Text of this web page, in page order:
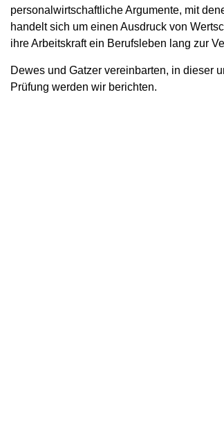
personalwirtschaftliche Argumente, mit
handelt sich um einen Ausdruck von
ihre Arbeitskraft ein Berufsleben lang zur
Dewes und Gatzer vereinbarten, in dieser
Prüfung werden wir berichten.